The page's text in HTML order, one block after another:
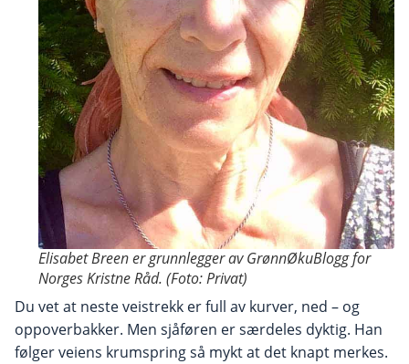
Elisabet Breen er grunnlegger av GrønnØkuBlogg for
Norges Kristne Råd. (Foto: Privat)
Du vet at neste veistrekk er full av kurver, ned – og
oppoverbakker. Men sjåføren er særdeles dyktig. Han
følger veiens krumspring så mykt at det knapt merkes.